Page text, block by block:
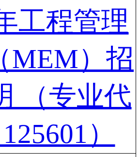
工程管理
MEM）招
（专业代
）